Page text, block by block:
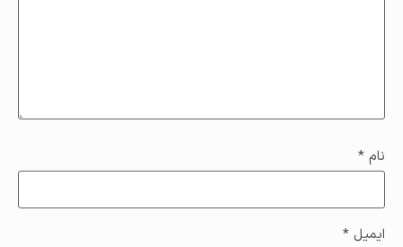
نام *
ایمیل *